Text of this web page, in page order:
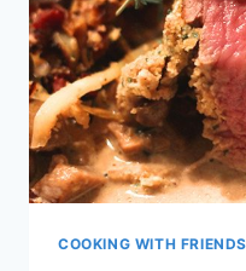
COOKING WITH FRIENDS